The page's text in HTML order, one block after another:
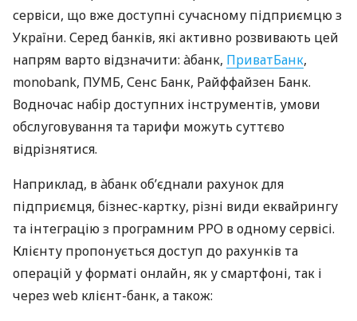
сервіси, що вже доступні сучасному підприємцю з
України. Серед банків, які активно розвивають цей
напрям варто відзначити: àбанк, ПриватБанк,
monobank, ПУМБ, Сенс Банк, Райффайзен Банк.
Водночас набір доступних інструментів, умови
обслуговування та тарифи можуть суттєво
відрізнятися.
Наприклад, в àбанк об’єднали рахунок для
підприємця, бізнес-картку, різні види еквайрингу
та інтеграцію з програмним РРО в одному сервісі.
Клієнту пропонується доступ до рахунків та
операцій у форматі онлайн, як у смартфоні, так і
через web клієнт-банк, а також: